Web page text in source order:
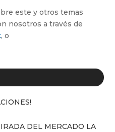
este y otros temas
nosotros a través de
, o
DEL MERCADO LA